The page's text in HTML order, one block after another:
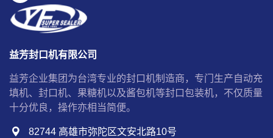
益芳封口机有限公司
益芳企业集团为台湾专业的封口机制造商，专门生产自动充
填机、封口机、果糖机以及酱包机等封口包装机，不仅质量
十分优良，操作亦相当简便。
82744 高雄市弥陀区文安北路10号